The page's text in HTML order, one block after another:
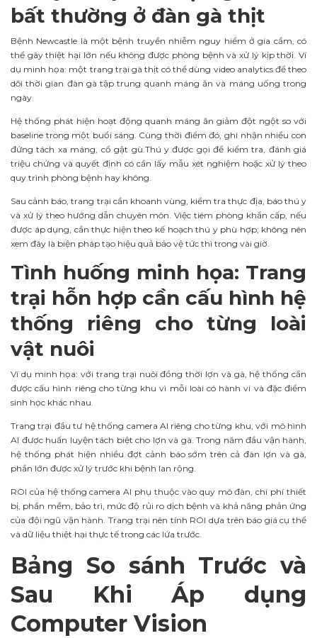
bất thường ở đàn gà thịt
Bệnh Newcastle là một bệnh truyền nhiễm nguy hiểm ở gia cầm, có
thể gây thiệt hại lớn nếu không được phòng bệnh và xử lý kịp thời. Ví
dụ minh họa: một trang trại gà thịt có thể dùng video analytics để theo
dõi thời gian đàn gà tập trung quanh máng ăn và máng uống trong
ngày.
Hệ thống phát hiện hoạt động quanh máng ăn giảm đột ngột so với
baseline trong một buổi sáng. Cùng thời điểm đó, ghi nhận nhiều con
đứng tách xa máng, cổ gật gù.Thú y được gọi để kiểm tra, đánh giá
triệu chứng và quyết định có cần lấy mẫu xét nghiệm hoặc xử lý theo
quy trình phòng bệnh hay không.
Sau cảnh báo, trang trại cần khoanh vùng, kiểm tra thực địa, báo thú y
và xử lý theo hướng dẫn chuyên môn. Việc tiêm phòng khẩn cấp, nếu
được áp dụng, cần thực hiện theo kế hoạch thú y phù hợp; không nên
xem đây là biện pháp tạo hiệu quả bảo vệ tức thì trong vài giờ.
Tình huống minh họa: Trang
trại hỗn hợp cần cấu hình hệ
thống riêng cho từng loài
vật nuôi
Ví dụ minh họa: với trang trại nuôi đồng thời lợn và gà, hệ thống cần
được cấu hình riêng cho từng khu vì mỗi loài có hành vi và đặc điểm
sinh học khác nhau.
Trang trại đầu tư hệ thống camera AI riêng cho từng khu, với mô hình
AI được huấn luyện tách biệt cho lợn và gà. Trong năm đầu vận hành,
hệ thống phát hiện nhiều đợt cảnh báo sớm trên cả đàn lợn và gà,
phần lớn được xử lý trước khi bệnh lan rộng.
ROI của hệ thống camera AI phụ thuộc vào quy mô đàn, chi phí thiết
bị, phần mềm, bảo trì, mức độ rủi ro dịch bệnh và khả năng phản ứng
của đội ngũ vận hành. Trang trại nên tính ROI dựa trên báo giá cụ thể
và dữ liệu thiệt hại thực tế trong các lứa trước.
Bảng So sánh Trước và
Sau Khi Áp dụng
Computer Vision